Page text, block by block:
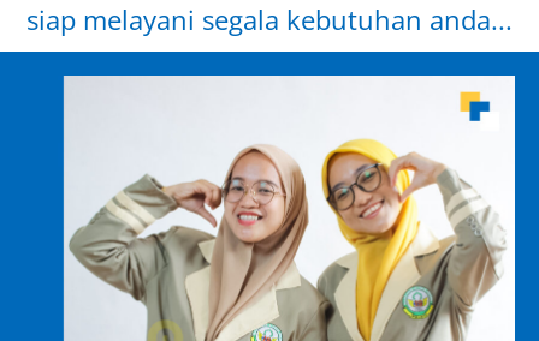
siap melayani segala kebutuhan anda...